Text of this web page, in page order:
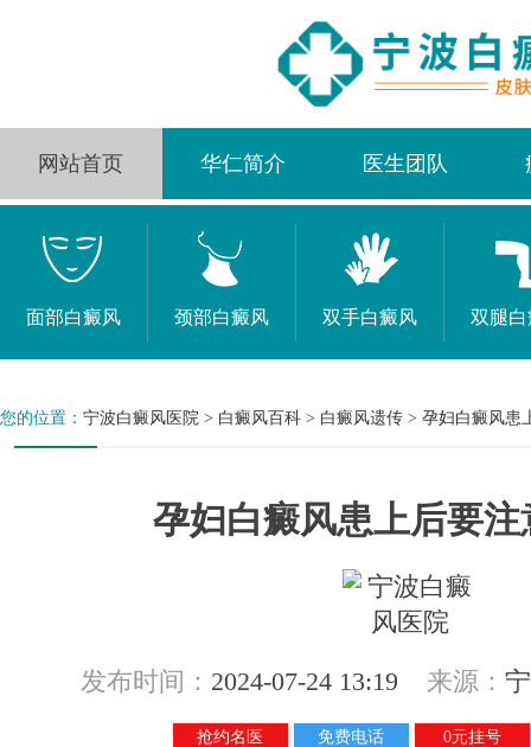
网站首页 华仁简介 医生团队
面部白癜风 颈部白癜风 双手白癜风 双腿
您的位置： 宁波白癜风医院 > 白癜风百科 > 白癜风遗传 > 孕妇白癜风患
孕妇白癜风患上后要
发布时间： 2024-07-24 13:19 来源：
抢约名医 免费电话 0元挂号